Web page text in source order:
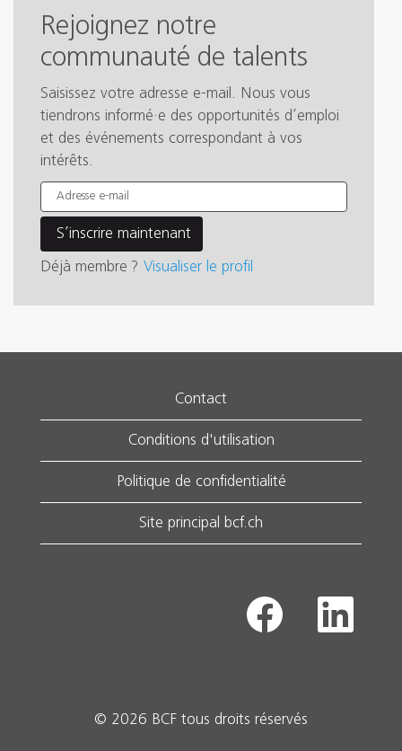
Rejoignez notre
communauté de talents
Saisissez votre adresse e-mail. Nous vous
tiendrons informé·e des opportunités d’emploi
et des événements correspondant à vos
intérêts.
Déjà membre ? Visualiser le profil
Contact
Conditions d'utilisation
Politique de confidentialité
Site principal bcf.ch
S
d
a
S
o
© 2026 BCF tous droits réservés